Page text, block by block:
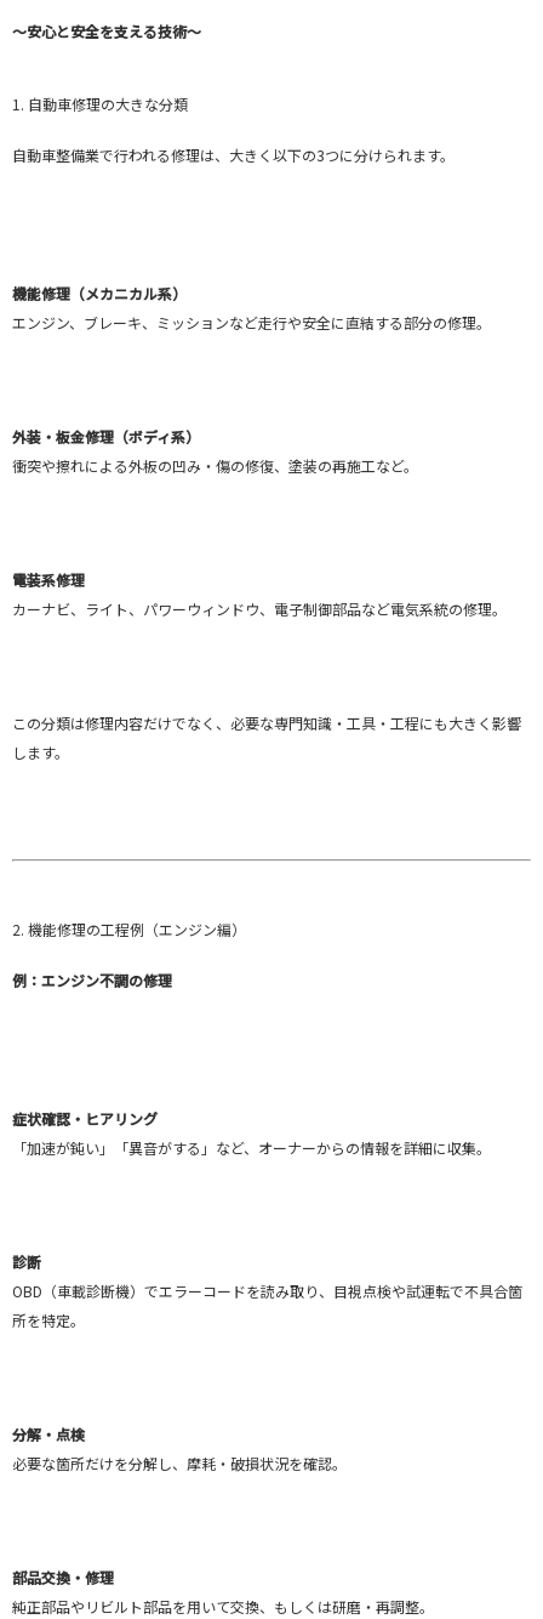
～安心と安全を支える技術～
1. 自動車修理の大きな分類
自動車整備業で行われる修理は、大きく以下の3つに分けられます。
機能修理（メカニカル系）
エンジン、ブレーキ、ミッションなど走行や安全に直結する部分の修理。
外装・板金修理（ボディ系）
衝突や擦れによる外板の凹み・傷の修復、塗装の再施工など。
電装系修理
カーナビ、ライト、パワーウィンドウ、電子制御部品など電気系統の修理。
この分類は修理内容だけでなく、必要な専門知識・工具・工程にも大きく影響
します。
2. 機能修理の工程例（エンジン編）
例：エンジン不調の修理
症状確認・ヒアリング
「加速が鈍い」「異音がする」など、オーナーからの情報を詳細に収集。
診断
OBD（車載診断機）でエラーコードを読み取り、目視点検や試運転で不具合箇
所を特定。
分解・点検
必要な箇所だけを分解し、摩耗・破損状況を確認。
部品交換・修理
純正部品やリビルト部品を用いて交換、もしくは研磨・再調整。